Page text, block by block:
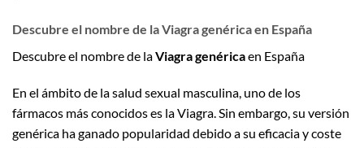
Descubre el nombre de la Viagra genérica en España
Descubre el nombre de laViagra genéricaen España
En el ámbito de la salud sexual masculina, uno de los
fármacos más conocidos es la Viagra. Sin embargo, su versión
genérica ha ganado popularidad debido a su eficacia y coste